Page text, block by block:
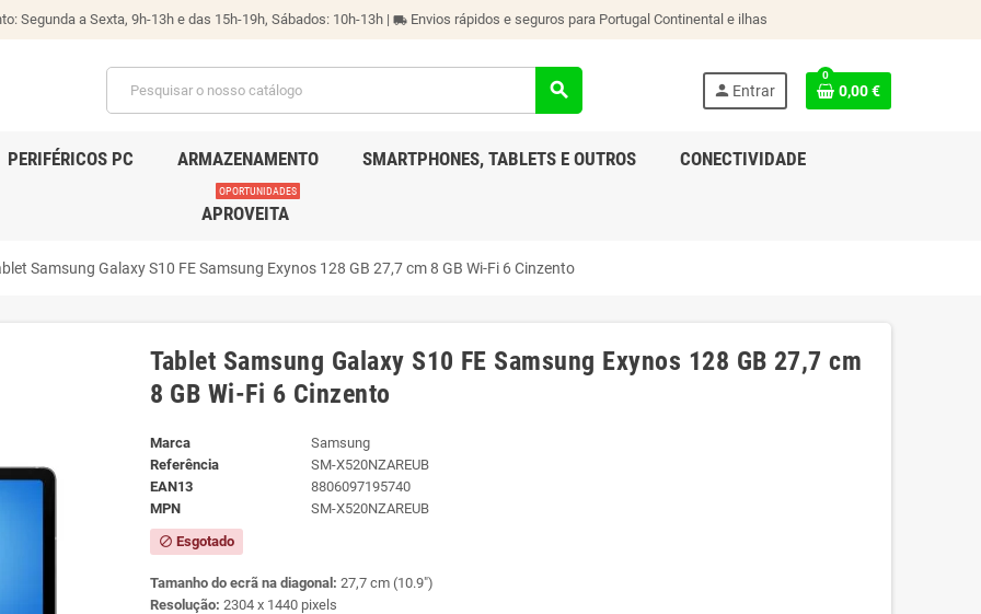
Segunda a Sexta, 9h-13h e das 15h-19h, Sábados: 10h-13h | local_shipping Envios rápidos e seguros para Portugal Continental e ilhas
search person Entrar
0
0,00 €
PERIFÉRICOS PC ARMAZENAMENTO SMARTPHONES, TABLETS E OUTROS CONECTIVIDADE
APROVEITA
OPORTUNIDADES
Samsung Galaxy S10 FE Samsung Exynos 128 GB 27,7 cm 8 GB Wi-Fi 6 Cinzento
Tablet Samsung Galaxy S10 FE Samsung Exynos 128 GB 27,7 cm
8 GB Wi-Fi 6 Cinzento
Marca
Samsung
Referência
SM-X520NZAREUB
EAN13
8806097195740
MPN
SM-X520NZAREUB
block Esgotado
Tamanho do ecrã na diagonal: 27,7 cm (10.9")
Resolução: 2304 x 1440 pixels